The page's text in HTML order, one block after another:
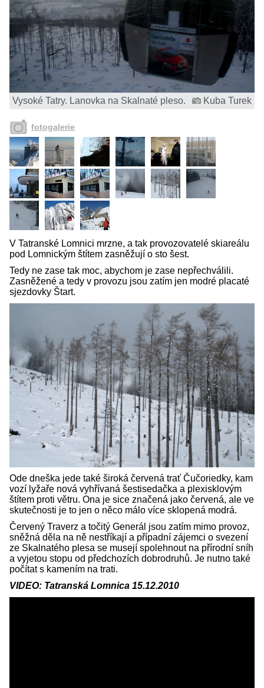
Vysoké Tatry. Lanovka na Skalnaté pleso. Kuba Turek
fotogalerie
V Tatranské Lomnici mrzne, a tak provozovatelé skiareálu
pod Lomnickým štítem zasněžují o sto šest.
Tedy ne zase tak moc, abychom je zase nepřechválili.
Zasněžené a tedy v provozu jsou zatím jen modré placaté
sjezdovky Štart.
Ode dneška jede také široká červená trať Čučoriedky, kam
vozí lyžaře nová vyhřívaná šestisedačka a plexisklovým
štítem proti větru. Ona je sice značená jako červená, ale ve
skutečnosti je to jen o něco málo více sklopená modrá.
Červený Traverz a točitý Generál jsou zatím mimo provoz,
sněžná děla na ně nestříkají a případní zájemci o svezení
ze Skalnatého plesa se musejí spolehnout na přírodní sníh
a vyjetou stopu od předchozích dobrodruhů. Je nutno také
počítat s kamením na trati.
VIDEO: Tatranská Lomnica 15.12.2010